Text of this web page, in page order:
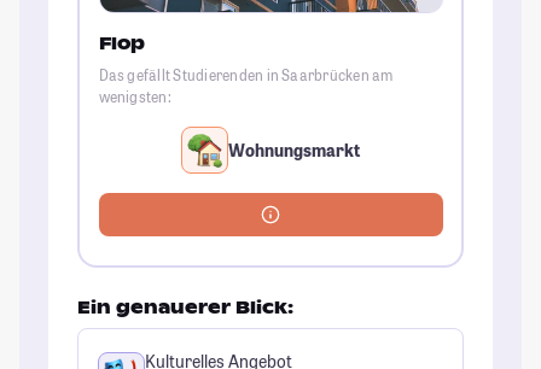
Flop
Das gefällt Studierenden in Saarbrücken am
wenigsten:
Wohnungsmarkt
Ein genauerer Blick:
Kulturelles Angebot